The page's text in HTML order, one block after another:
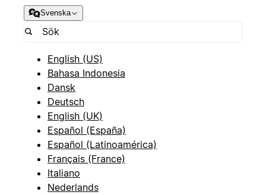
Svenska
English (US)
Bahasa Indonesia
Dansk
Deutsch
English (UK)
Español (España)
Español (Latinoamérica)
Français (France)
Italiano
Nederlands